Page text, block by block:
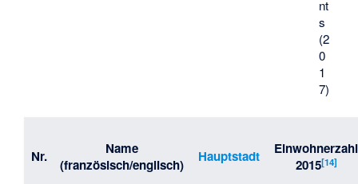
nt
s
(2
0
1
7)
Nr.
Name
(französisch/englisch)
Hauptstadt
Einwohnerzahl
2015[14]